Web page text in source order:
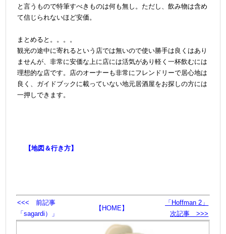
と言うもので特筆すべきものは何も無し。ただし、飲み物は含め
て信じられないほど安価。
まとめると。。。。
観光の途中に寄れるという店では無いので使い勝手は良くはあり
ませんが、非常に安価な上に店には活気があり軽く一杯飲むには
理想的な店です。店のオーナーも非常にフレンドリーで居心地は
良く、ガイドブックに載っていない地元居酒屋をお探しの方には
一押しできます。
【地図＆行き方】
<<< 前記事
「sagardi）」
【HOME】
「Hoffman 2」
次記事 >>>